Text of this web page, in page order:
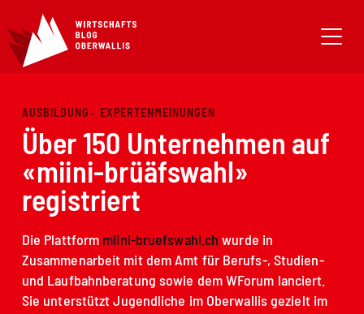
AUSBILDUNG EXPERTENMEINUNGEN
Über 150 Unternehmen auf
«miini-brüäfswahl»
registriert
Die Plattform miini-bruefswahl.ch wurde in
Zusammenarbeit mit dem Amt für Berufs-, Studien-
und Laufbahnberatung sowie dem WForum lanciert.
Sie unterstützt Jugendliche im Oberwallis gezielt im